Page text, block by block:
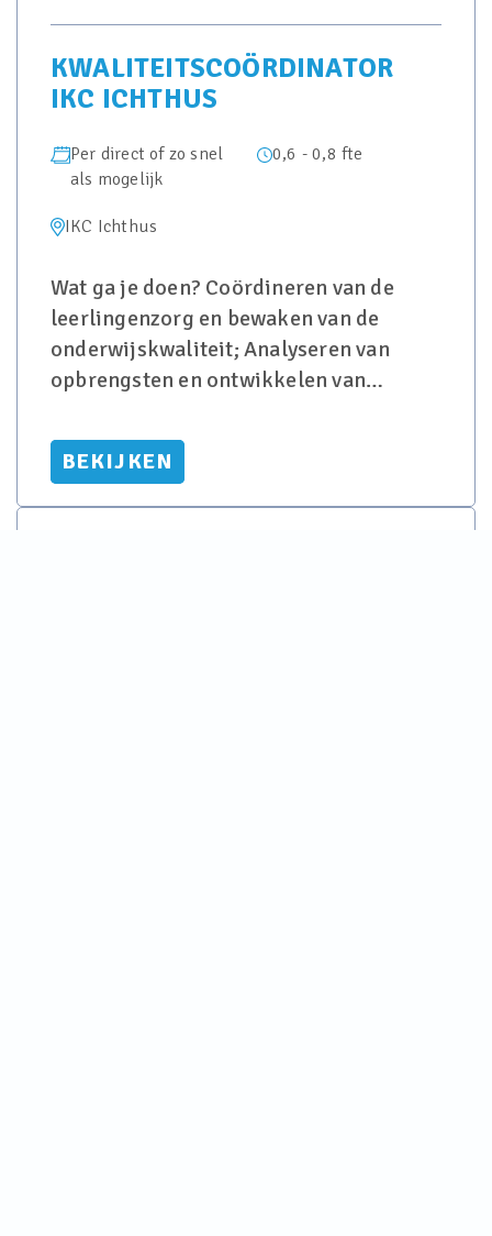
KWALITEITSCOÖRDINATOR
IKC ICHTHUS
Per direct of zo snel
als mogelijk
0,6 - 0,8 fte
IKC Ichthus
Wat ga je doen? Coördineren van de
leerlingenzorg en bewaken van de
onderwijskwaliteit; Analyseren van
opbrengsten en ontwikkelen van
Samenwerken met het team en hen
inspireren t
BEKIJKEN